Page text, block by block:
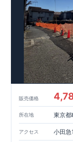
能を評価されて
評価委員が建設中
す。構造の安定
エネルギー消費
高等級取得！ ■ 耐
は、国が定めた
た、｢数百年に一
という基準から
風等級2 災害時の
1.2倍の暴風に対
取得しています。
地の仕入れ、設計
プロセスに携わ
快適に
当社こだわりの
ご紹介してい
販売価格
所在地 東京
アクセス 小田急